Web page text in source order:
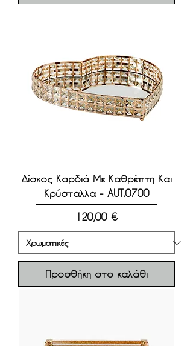
Δίσκος Καρδιά Με Καθρέπτη Και
Κρύσταλλα - AUT.0700
Τιμή
120,00 €
Προσθήκη στο καλάθι